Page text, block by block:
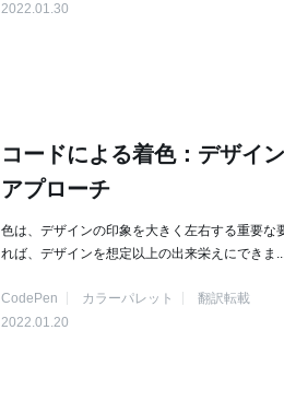
2022.01.30
コードによる着色：デザイ
アプローチ
色は、デザインの印象を大きく左右する重要な
れば、デザインを想定以上の出来栄えにできま
CodePen カラーパレット
翻訳転載
2022.01.20